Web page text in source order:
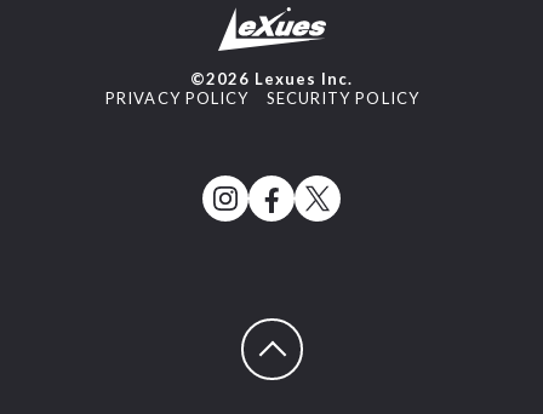
©2026 Lexues Inc.
PRIVACY POLICY
SECURITY POLICY
ページトップへ戻る